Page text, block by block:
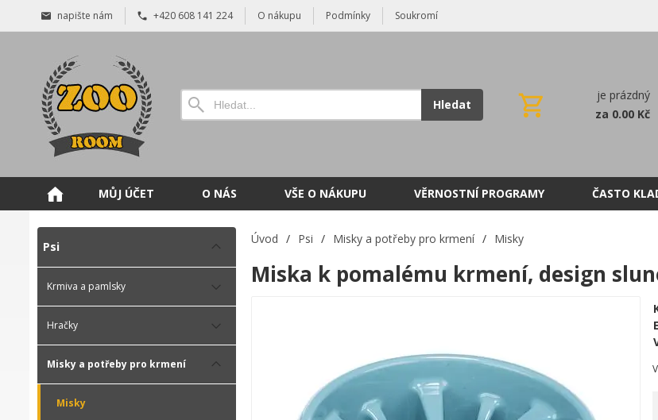
napište nám +420 608 141 224 O nákupu Podmínky Soukromí
Hledat
je prázdný
za 0.00 Kč
MŮJ ÚČET O NÁS VŠE O NÁKUPU VĚRNOSTNÍ PROGRAMY ČASTO
Psi
Krmiva a pamlsky
Hračky
Misky a potřeby pro krmení
Misky
Úvod / Psi / Misky a potřeby pro krmení / Misky
Miska k pomalému krmení, design